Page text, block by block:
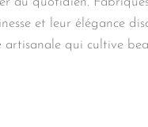
et leur élégance
artisanale qui cultive